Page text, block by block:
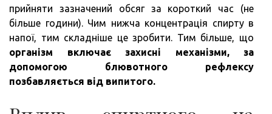
прийняти зазначений обсяг за короткий час (не
більше години). Чим нижча концентрація спирту в
напої, тим складніше це зробити. Тим більше, що
організм включає захисні механізми, за
допомогою блювотного рефлексу
позбавляється від випитого.